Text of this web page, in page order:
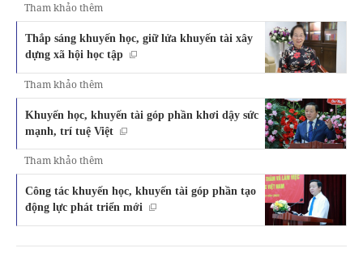
Tham khảo thêm
Thắp sáng khuyến học, giữ lửa khuyến tài xây
dựng xã hội học tập
Tham khảo thêm
Khuyến học, khuyến tài góp phần khơi dậy sức
mạnh, trí tuệ Việt
Tham khảo thêm
Công tác khuyến học, khuyến tài góp phần tạo
động lực phát triển mới